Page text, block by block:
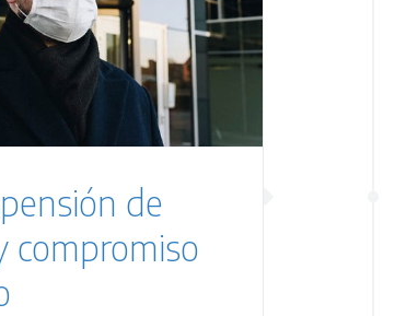
de
compromiso
Gestión y recuperación del
permiso retribuido